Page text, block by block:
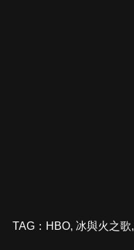
TAG： HBO, 冰與火之歌,